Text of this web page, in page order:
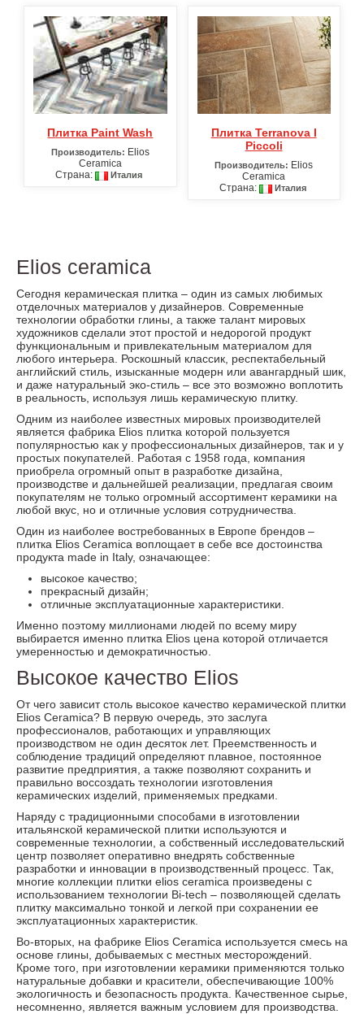
Плитка Paint Wash
Производитель: Elios
Ceramica
Страна:
Италия
Плитка Terranova I
Piccoli
Производитель: Elios
Ceramica
Страна:
Италия
Elios ceramica
Сегодня керамическая плитка – один из самых любимых
отделочных материалов у дизайнеров. Современные
технологии обработки глины, а также талант мировых
художников сделали этот простой и недорогой продукт
функциональным и привлекательным материалом для
любого интерьера. Роскошный классик, респектабельный
английский стиль, изысканные модерн или авангардный шик,
и даже натуральный эко-стиль – все это возможно воплотить
в реальность, используя лишь керамическую плитку.
Одним из наиболее известных мировых производителей
является фабрика Elios плитка которой пользуется
популярностью как у профессиональных дизайнеров, так и у
простых покупателей. Работая с 1958 года, компания
приобрела огромный опыт в разработке дизайна,
производстве и дальнейшей реализации, предлагая своим
покупателям не только огромный ассортимент керамики на
любой вкус, но и отличные условия сотрудничества.
Один из наиболее востребованных в Европе брендов –
плитка Elios Ceramica воплощает в себе все достоинства
продукта made in Italy, означающее:
высокое качество;
прекрасный дизайн;
отличные эксплуатационные характеристики.
Именно поэтому миллионами людей по всему миру
выбирается именно плитка Elios цена которой отличается
умеренностью и демократичностью.
Высокое качество Elios
От чего зависит столь высокое качество керамической плитки
Elios Ceramica? В первую очередь, это заслуга
профессионалов, работающих и управляющих
производством не один десяток лет. Преемственность и
соблюдение традиций определяют плавное, постоянное
развитие предприятия, а также позволяют сохранить и
правильно воссоздать технологии изготовления
керамических изделий, применяемых предками.
Наряду с традиционными способами в изготовлении
итальянской керамической плитки используются и
современные технологии, а собственный исследовательский
центр позволяет оперативно внедрять собственные
разработки и инновации в производственный процесс. Так,
многие коллекции плитки elios ceramica произведены с
использованием технологии Bi-tech – позволяющей сделать
плитку максимально тонкой и легкой при сохранении ее
эксплуатационных характеристик.
Во-вторых, на фабрике Elios Ceramica используется смесь на
основе глины, добываемых с местных месторождений.
Кроме того, при изготовлении керамики применяются только
натуральные добавки и красители, обеспечивающие 100%
экологичность и безопасность продукта. Качественное сырье,
несомненно, является важным условием для производства.